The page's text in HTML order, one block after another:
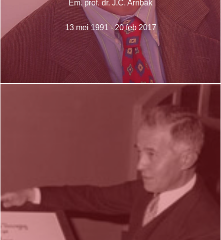
Em. prof. dr. J.C. Arnbak
13 mei 1991 - 20 feb 2017